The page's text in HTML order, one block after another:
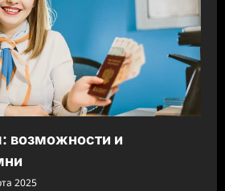
возможности и
2025